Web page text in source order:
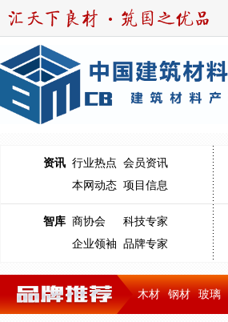
资讯 行业热点 会员资讯
本网动态 项目信息
智库 商协会
科技专家
企业领袖 品牌专家
木材 钢材 玻璃